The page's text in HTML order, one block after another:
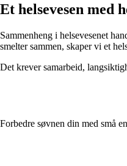
Et helsevesen med
Sammenheng i helsevesenet
smelter sammen, skaper vi et
Det krever samarbeid,
Forbedre søvnen din med små